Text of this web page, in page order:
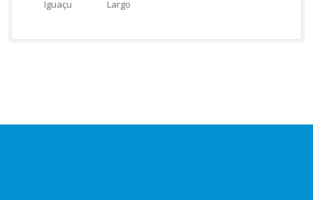
Iguaçu
Largo